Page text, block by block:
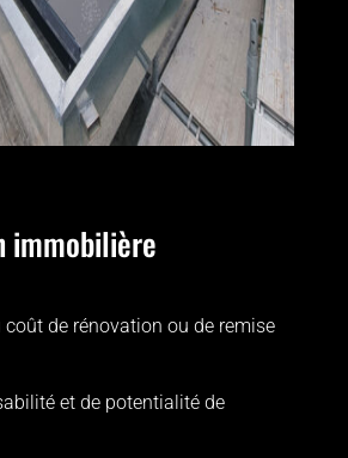
immobilière
de rénovation ou de remise
et de potentialité de